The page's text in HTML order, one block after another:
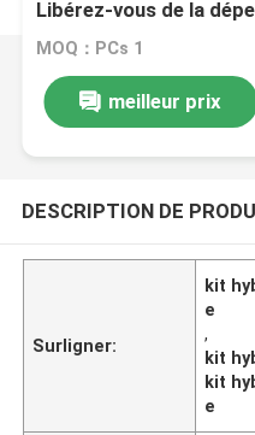
Libérez-vous de la
Renforcer votre
MOQ：PCs 1
meilleur prix
DESCRIPTION DE
Surligner:
kit
e
,
kit
kit
e